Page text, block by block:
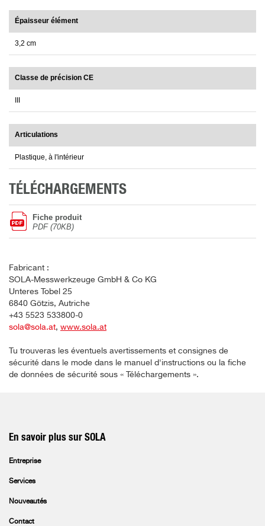
Épaisseur élément
3,2 cm
Classe de précision CE
Articulations
Plastique, à l'intérieur
TÉLÉCHARGEMENTS
Fiche produit
PDF (70KB)
Fabricant :
SOLA-Messwerkzeuge GmbH & Co KG
Unteres Tobel 25
6840 Götzis, Autriche
+43 5523 533800-0
sola@sola.at, www.sola.at
Tu trouveras les éventuels avertissements et consignes de
sécurité dans le mode dans le manuel d'instructions ou la fiche
de données de sécurité sous « Téléchargements ».
En savoir plus sur SOLA
Entreprise
Services
Nouveautés
Contact